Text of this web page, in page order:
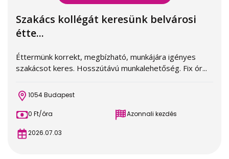
Szakács kollégát keresünk belvárosi
étte...
Éttermünk korrekt, megbízható, munkájára igényes
szakácsot keres. Hosszútávú munkalehetőség. Fix ór...
1054 Budapest
0 Ft/óra Azonnali kezdés
2026.07.03